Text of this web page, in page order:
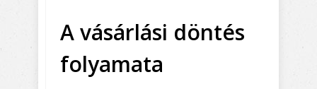
A vásárlási döntés
folyamata